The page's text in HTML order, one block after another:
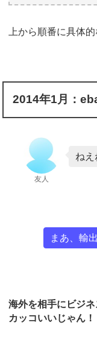
上から順番に具体
2014年1月：
友人
ねえ
まあ、輸
海外を相手にビジ
カッコいいじゃん！